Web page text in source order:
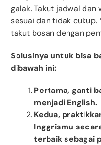
galak. Takut jadwal dan
sesuai dan tidak cukup.
takut bosan dengan
Solusinya untuk bisa
dibawah ini:
Pertama, ganti
menjadi English.
Kedua,
Inggrismu
terbaik sebagai